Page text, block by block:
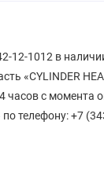
12-1012 в
«CYLINDER
часов с момента
по телефону: +7